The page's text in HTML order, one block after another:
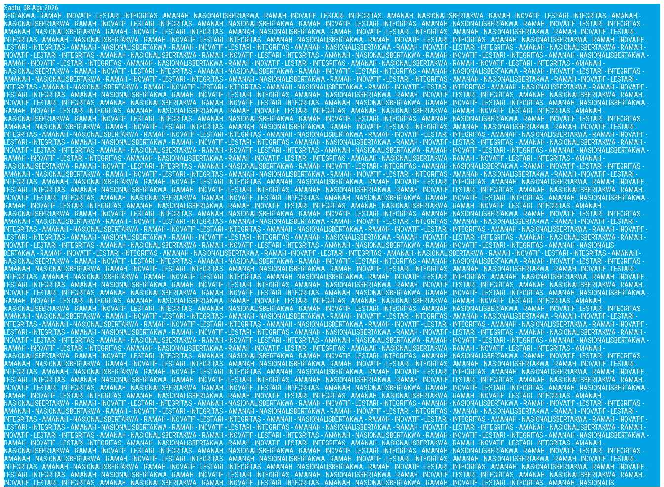
Sabtu, 08 Agu 2026
BERTAKWA - RAMAH - INOVATIF - LESTARI - INTEGRITAS - AMANAH - NASIONALISBERTAKWA - RAMAH - INOVATIF - LESTARI - INTEGRITAS - AMANAH - NASIONALISBERTAKWA - RAMAH - INOVATIF - LESTARI - INTEGRITAS - AMANAH -
NASIONALISBERTAKWA - RAMAH - INOVATIF - LESTARI - INTEGRITAS - AMANAH - NASIONALISBERTAKWA - RAMAH - INOVATIF - LESTARI - INTEGRITAS - AMANAH - NASIONALISBERTAKWA - RAMAH - INOVATIF - LESTARI - INTEGRITAS -
AMANAH - NASIONALISBERTAKWA - RAMAH - INOVATIF - LESTARI - INTEGRITAS - AMANAH - NASIONALISBERTAKWA - RAMAH - INOVATIF - LESTARI - INTEGRITAS - AMANAH - NASIONALISBERTAKWA - RAMAH - INOVATIF - LESTARI -
INTEGRITAS - AMANAH - NASIONALISBERTAKWA - RAMAH - INOVATIF - LESTARI - INTEGRITAS - AMANAH - NASIONALISBERTAKWA - RAMAH - INOVATIF - LESTARI - INTEGRITAS - AMANAH - NASIONALISBERTAKWA - RAMAH - INOVATIF -
LESTARI - INTEGRITAS - AMANAH - NASIONALISBERTAKWA - RAMAH - INOVATIF - LESTARI - INTEGRITAS - AMANAH - NASIONALISBERTAKWA - RAMAH - INOVATIF - LESTARI - INTEGRITAS - AMANAH - NASIONALISBERTAKWA - RAMAH -
INOVATIF - LESTARI - INTEGRITAS - AMANAH - NASIONALISBERTAKWA - RAMAH - INOVATIF - LESTARI - INTEGRITAS - AMANAH - NASIONALISBERTAKWA - RAMAH - INOVATIF - LESTARI - INTEGRITAS - AMANAH - NASIONALISBERTAKWA -
RAMAH - INOVATIF - LESTARI - INTEGRITAS - AMANAH - NASIONALISBERTAKWA - RAMAH - INOVATIF - LESTARI - INTEGRITAS - AMANAH - NASIONALISBERTAKWA - RAMAH - INOVATIF - LESTARI - INTEGRITAS - AMANAH -
NASIONALISBERTAKWA - RAMAH - INOVATIF - LESTARI - INTEGRITAS - AMANAH - NASIONALISBERTAKWA - RAMAH - INOVATIF - LESTARI - INTEGRITAS - AMANAH - NASIONALISBERTAKWA - RAMAH - INOVATIF - LESTARI - INTEGRITAS -
AMANAH - NASIONALISBERTAKWA - RAMAH - INOVATIF - LESTARI - INTEGRITAS - AMANAH - NASIONALISBERTAKWA - RAMAH - INOVATIF - LESTARI - INTEGRITAS - AMANAH - NASIONALISBERTAKWA - RAMAH - INOVATIF - LESTARI -
INTEGRITAS - AMANAH - NASIONALISBERTAKWA - RAMAH - INOVATIF - LESTARI - INTEGRITAS - AMANAH - NASIONALISBERTAKWA - RAMAH - INOVATIF - LESTARI - INTEGRITAS - AMANAH - NASIONALISBERTAKWA - RAMAH - INOVATIF -
LESTARI - INTEGRITAS - AMANAH - NASIONALISBERTAKWA - RAMAH - INOVATIF - LESTARI - INTEGRITAS - AMANAH - NASIONALISBERTAKWA - RAMAH - INOVATIF - LESTARI - INTEGRITAS - AMANAH - NASIONALISBERTAKWA - RAMAH -
INOVATIF - LESTARI - INTEGRITAS - AMANAH - NASIONALISBERTAKWA - RAMAH - INOVATIF - LESTARI - INTEGRITAS - AMANAH - NASIONALISBERTAKWA - RAMAH - INOVATIF - LESTARI - INTEGRITAS - AMANAH - NASIONALISBERTAKWA -
RAMAH - INOVATIF - LESTARI - INTEGRITAS - AMANAH - NASIONALISBERTAKWA - RAMAH - INOVATIF - LESTARI - INTEGRITAS - AMANAH - NASIONALISBERTAKWA - RAMAH - INOVATIF - LESTARI - INTEGRITAS - AMANAH -
NASIONALISBERTAKWA - RAMAH - INOVATIF - LESTARI - INTEGRITAS - AMANAH - NASIONALISBERTAKWA - RAMAH - INOVATIF - LESTARI - INTEGRITAS - AMANAH - NASIONALISBERTAKWA - RAMAH - INOVATIF - LESTARI - INTEGRITAS -
AMANAH - NASIONALISBERTAKWA - RAMAH - INOVATIF - LESTARI - INTEGRITAS - AMANAH - NASIONALISBERTAKWA - RAMAH - INOVATIF - LESTARI - INTEGRITAS - AMANAH - NASIONALISBERTAKWA - RAMAH - INOVATIF - LESTARI -
INTEGRITAS - AMANAH - NASIONALISBERTAKWA - RAMAH - INOVATIF - LESTARI - INTEGRITAS - AMANAH - NASIONALISBERTAKWA - RAMAH - INOVATIF - LESTARI - INTEGRITAS - AMANAH - NASIONALISBERTAKWA - RAMAH - INOVATIF -
LESTARI - INTEGRITAS - AMANAH - NASIONALISBERTAKWA - RAMAH - INOVATIF - LESTARI - INTEGRITAS - AMANAH - NASIONALISBERTAKWA - RAMAH - INOVATIF - LESTARI - INTEGRITAS - AMANAH - NASIONALISBERTAKWA - RAMAH -
INOVATIF - LESTARI - INTEGRITAS - AMANAH - NASIONALISBERTAKWA - RAMAH - INOVATIF - LESTARI - INTEGRITAS - AMANAH - NASIONALISBERTAKWA - RAMAH - INOVATIF - LESTARI - INTEGRITAS - AMANAH - NASIONALISBERTAKWA -
RAMAH - INOVATIF - LESTARI - INTEGRITAS - AMANAH - NASIONALISBERTAKWA - RAMAH - INOVATIF - LESTARI - INTEGRITAS - AMANAH - NASIONALISBERTAKWA - RAMAH - INOVATIF - LESTARI - INTEGRITAS - AMANAH -
NASIONALISBERTAKWA - RAMAH - INOVATIF - LESTARI - INTEGRITAS - AMANAH - NASIONALISBERTAKWA - RAMAH - INOVATIF - LESTARI - INTEGRITAS - AMANAH - NASIONALISBERTAKWA - RAMAH - INOVATIF - LESTARI - INTEGRITAS -
AMANAH - NASIONALISBERTAKWA - RAMAH - INOVATIF - LESTARI - INTEGRITAS - AMANAH - NASIONALISBERTAKWA - RAMAH - INOVATIF - LESTARI - INTEGRITAS - AMANAH - NASIONALISBERTAKWA - RAMAH - INOVATIF - LESTARI -
INTEGRITAS - AMANAH - NASIONALISBERTAKWA - RAMAH - INOVATIF - LESTARI - INTEGRITAS - AMANAH - NASIONALISBERTAKWA - RAMAH - INOVATIF - LESTARI - INTEGRITAS - AMANAH - NASIONALISBERTAKWA - RAMAH - INOVATIF -
LESTARI - INTEGRITAS - AMANAH - NASIONALISBERTAKWA - RAMAH - INOVATIF - LESTARI - INTEGRITAS - AMANAH - NASIONALISBERTAKWA - RAMAH - INOVATIF - LESTARI - INTEGRITAS - AMANAH - NASIONALISBERTAKWA - RAMAH -
INOVATIF - LESTARI - INTEGRITAS - AMANAH - NASIONALISBERTAKWA - RAMAH - INOVATIF - LESTARI - INTEGRITAS - AMANAH - NASIONALISBERTAKWA - RAMAH - INOVATIF - LESTARI - INTEGRITAS - AMANAH - NASIONALISBERTAKWA -
RAMAH - INOVATIF - LESTARI - INTEGRITAS - AMANAH - NASIONALISBERTAKWA - RAMAH - INOVATIF - LESTARI - INTEGRITAS - AMANAH - NASIONALISBERTAKWA - RAMAH - INOVATIF - LESTARI - INTEGRITAS - AMANAH -
NASIONALISBERTAKWA - RAMAH - INOVATIF - LESTARI - INTEGRITAS - AMANAH - NASIONALISBERTAKWA - RAMAH - INOVATIF - LESTARI - INTEGRITAS - AMANAH - NASIONALISBERTAKWA - RAMAH - INOVATIF - LESTARI - INTEGRITAS -
AMANAH - NASIONALISBERTAKWA - RAMAH - INOVATIF - LESTARI - INTEGRITAS - AMANAH - NASIONALISBERTAKWA - RAMAH - INOVATIF - LESTARI - INTEGRITAS - AMANAH - NASIONALISBERTAKWA - RAMAH - INOVATIF - LESTARI -
INTEGRITAS - AMANAH - NASIONALISBERTAKWA - RAMAH - INOVATIF - LESTARI - INTEGRITAS - AMANAH - NASIONALISBERTAKWA - RAMAH - INOVATIF - LESTARI - INTEGRITAS - AMANAH - NASIONALISBERTAKWA - RAMAH - INOVATIF -
LESTARI - INTEGRITAS - AMANAH - NASIONALISBERTAKWA - RAMAH - INOVATIF - LESTARI - INTEGRITAS - AMANAH - NASIONALISBERTAKWA - RAMAH - INOVATIF - LESTARI - INTEGRITAS - AMANAH - NASIONALISBERTAKWA - RAMAH -
INOVATIF - LESTARI - INTEGRITAS - AMANAH - NASIONALISBERTAKWA - RAMAH - INOVATIF - LESTARI - INTEGRITAS - AMANAH - NASIONALISBERTAKWA - RAMAH - INOVATIF - LESTARI - INTEGRITAS - AMANAH - NASIONALIS
BERTAKWA - RAMAH - INOVATIF - LESTARI - INTEGRITAS - AMANAH - NASIONALISBERTAKWA - RAMAH - INOVATIF - LESTARI - INTEGRITAS - AMANAH - NASIONALISBERTAKWA - RAMAH - INOVATIF - LESTARI - INTEGRITAS - AMANAH -
NASIONALISBERTAKWA - RAMAH - INOVATIF - LESTARI - INTEGRITAS - AMANAH - NASIONALISBERTAKWA - RAMAH - INOVATIF - LESTARI - INTEGRITAS - AMANAH - NASIONALISBERTAKWA - RAMAH - INOVATIF - LESTARI - INTEGRITAS -
AMANAH - NASIONALISBERTAKWA - RAMAH - INOVATIF - LESTARI - INTEGRITAS - AMANAH - NASIONALISBERTAKWA - RAMAH - INOVATIF - LESTARI - INTEGRITAS - AMANAH - NASIONALISBERTAKWA - RAMAH - INOVATIF - LESTARI -
INTEGRITAS - AMANAH - NASIONALISBERTAKWA - RAMAH - INOVATIF - LESTARI - INTEGRITAS - AMANAH - NASIONALISBERTAKWA - RAMAH - INOVATIF - LESTARI - INTEGRITAS - AMANAH - NASIONALISBERTAKWA - RAMAH - INOVATIF -
LESTARI - INTEGRITAS - AMANAH - NASIONALISBERTAKWA - RAMAH - INOVATIF - LESTARI - INTEGRITAS - AMANAH - NASIONALISBERTAKWA - RAMAH - INOVATIF - LESTARI - INTEGRITAS - AMANAH - NASIONALISBERTAKWA - RAMAH -
INOVATIF - LESTARI - INTEGRITAS - AMANAH - NASIONALISBERTAKWA - RAMAH - INOVATIF - LESTARI - INTEGRITAS - AMANAH - NASIONALISBERTAKWA - RAMAH - INOVATIF - LESTARI - INTEGRITAS - AMANAH - NASIONALISBERTAKWA -
RAMAH - INOVATIF - LESTARI - INTEGRITAS - AMANAH - NASIONALISBERTAKWA - RAMAH - INOVATIF - LESTARI - INTEGRITAS - AMANAH - NASIONALISBERTAKWA - RAMAH - INOVATIF - LESTARI - INTEGRITAS - AMANAH -
NASIONALISBERTAKWA - RAMAH - INOVATIF - LESTARI - INTEGRITAS - AMANAH - NASIONALISBERTAKWA - RAMAH - INOVATIF - LESTARI - INTEGRITAS - AMANAH - NASIONALISBERTAKWA - RAMAH - INOVATIF - LESTARI - INTEGRITAS -
AMANAH - NASIONALISBERTAKWA - RAMAH - INOVATIF - LESTARI - INTEGRITAS - AMANAH - NASIONALISBERTAKWA - RAMAH - INOVATIF - LESTARI - INTEGRITAS - AMANAH - NASIONALISBERTAKWA - RAMAH - INOVATIF - LESTARI -
INTEGRITAS - AMANAH - NASIONALISBERTAKWA - RAMAH - INOVATIF - LESTARI - INTEGRITAS - AMANAH - NASIONALISBERTAKWA - RAMAH - INOVATIF - LESTARI - INTEGRITAS - AMANAH - NASIONALISBERTAKWA - RAMAH - INOVATIF -
LESTARI - INTEGRITAS - AMANAH - NASIONALISBERTAKWA - RAMAH - INOVATIF - LESTARI - INTEGRITAS - AMANAH - NASIONALISBERTAKWA - RAMAH - INOVATIF - LESTARI - INTEGRITAS - AMANAH - NASIONALISBERTAKWA - RAMAH -
INOVATIF - LESTARI - INTEGRITAS - AMANAH - NASIONALISBERTAKWA - RAMAH - INOVATIF - LESTARI - INTEGRITAS - AMANAH - NASIONALISBERTAKWA - RAMAH - INOVATIF - LESTARI - INTEGRITAS - AMANAH - NASIONALISBERTAKWA -
RAMAH - INOVATIF - LESTARI - INTEGRITAS - AMANAH - NASIONALISBERTAKWA - RAMAH - INOVATIF - LESTARI - INTEGRITAS - AMANAH - NASIONALISBERTAKWA - RAMAH - INOVATIF - LESTARI - INTEGRITAS - AMANAH -
NASIONALISBERTAKWA - RAMAH - INOVATIF - LESTARI - INTEGRITAS - AMANAH - NASIONALISBERTAKWA - RAMAH - INOVATIF - LESTARI - INTEGRITAS - AMANAH - NASIONALISBERTAKWA - RAMAH - INOVATIF - LESTARI - INTEGRITAS -
AMANAH - NASIONALISBERTAKWA - RAMAH - INOVATIF - LESTARI - INTEGRITAS - AMANAH - NASIONALISBERTAKWA - RAMAH - INOVATIF - LESTARI - INTEGRITAS - AMANAH - NASIONALISBERTAKWA - RAMAH - INOVATIF - LESTARI -
INTEGRITAS - AMANAH - NASIONALISBERTAKWA - RAMAH - INOVATIF - LESTARI - INTEGRITAS - AMANAH - NASIONALISBERTAKWA - RAMAH - INOVATIF - LESTARI - INTEGRITAS - AMANAH - NASIONALISBERTAKWA - RAMAH - INOVATIF -
LESTARI - INTEGRITAS - AMANAH - NASIONALISBERTAKWA - RAMAH - INOVATIF - LESTARI - INTEGRITAS - AMANAH - NASIONALISBERTAKWA - RAMAH - INOVATIF - LESTARI - INTEGRITAS - AMANAH - NASIONALISBERTAKWA - RAMAH -
INOVATIF - LESTARI - INTEGRITAS - AMANAH - NASIONALISBERTAKWA - RAMAH - INOVATIF - LESTARI - INTEGRITAS - AMANAH - NASIONALISBERTAKWA - RAMAH - INOVATIF - LESTARI - INTEGRITAS - AMANAH - NASIONALISBERTAKWA -
RAMAH - INOVATIF - LESTARI - INTEGRITAS - AMANAH - NASIONALISBERTAKWA - RAMAH - INOVATIF - LESTARI - INTEGRITAS - AMANAH - NASIONALISBERTAKWA - RAMAH - INOVATIF - LESTARI - INTEGRITAS - AMANAH -
NASIONALISBERTAKWA - RAMAH - INOVATIF - LESTARI - INTEGRITAS - AMANAH - NASIONALISBERTAKWA - RAMAH - INOVATIF - LESTARI - INTEGRITAS - AMANAH - NASIONALISBERTAKWA - RAMAH - INOVATIF - LESTARI - INTEGRITAS -
AMANAH - NASIONALISBERTAKWA - RAMAH - INOVATIF - LESTARI - INTEGRITAS - AMANAH - NASIONALISBERTAKWA - RAMAH - INOVATIF - LESTARI - INTEGRITAS - AMANAH - NASIONALISBERTAKWA - RAMAH - INOVATIF - LESTARI -
INTEGRITAS - AMANAH - NASIONALISBERTAKWA - RAMAH - INOVATIF - LESTARI - INTEGRITAS - AMANAH - NASIONALISBERTAKWA - RAMAH - INOVATIF - LESTARI - INTEGRITAS - AMANAH - NASIONALISBERTAKWA - RAMAH - INOVATIF -
LESTARI - INTEGRITAS - AMANAH - NASIONALISBERTAKWA - RAMAH - INOVATIF - LESTARI - INTEGRITAS - AMANAH - NASIONALISBERTAKWA - RAMAH - INOVATIF - LESTARI - INTEGRITAS - AMANAH - NASIONALISBERTAKWA - RAMAH -
INOVATIF - LESTARI - INTEGRITAS - AMANAH - NASIONALISBERTAKWA - RAMAH - INOVATIF - LESTARI - INTEGRITAS - AMANAH - NASIONALISBERTAKWA - RAMAH - INOVATIF - LESTARI - INTEGRITAS - AMANAH - NASIONALISBERTAKWA -
RAMAH - INOVATIF - LESTARI - INTEGRITAS - AMANAH - NASIONALISBERTAKWA - RAMAH - INOVATIF - LESTARI - INTEGRITAS - AMANAH - NASIONALISBERTAKWA - RAMAH - INOVATIF - LESTARI - INTEGRITAS - AMANAH -
NASIONALISBERTAKWA - RAMAH - INOVATIF - LESTARI - INTEGRITAS - AMANAH - NASIONALISBERTAKWA - RAMAH - INOVATIF - LESTARI - INTEGRITAS - AMANAH - NASIONALISBERTAKWA - RAMAH - INOVATIF - LESTARI - INTEGRITAS -
AMANAH - NASIONALISBERTAKWA - RAMAH - INOVATIF - LESTARI - INTEGRITAS - AMANAH - NASIONALISBERTAKWA - RAMAH - INOVATIF - LESTARI - INTEGRITAS - AMANAH - NASIONALISBERTAKWA - RAMAH - INOVATIF - LESTARI -
INTEGRITAS - AMANAH - NASIONALISBERTAKWA - RAMAH - INOVATIF - LESTARI - INTEGRITAS - AMANAH - NASIONALISBERTAKWA - RAMAH - INOVATIF - LESTARI - INTEGRITAS - AMANAH - NASIONALISBERTAKWA - RAMAH - INOVATIF -
LESTARI - INTEGRITAS - AMANAH - NASIONALISBERTAKWA - RAMAH - INOVATIF - LESTARI - INTEGRITAS - AMANAH - NASIONALISBERTAKWA - RAMAH - INOVATIF - LESTARI - INTEGRITAS - AMANAH - NASIONALISBERTAKWA - RAMAH -
INOVATIF - LESTARI - INTEGRITAS - AMANAH - NASIONALISBERTAKWA - RAMAH - INOVATIF - LESTARI - INTEGRITAS - AMANAH - NASIONALISBERTAKWA - RAMAH - INOVATIF - LESTARI - INTEGRITAS - AMANAH - NASIONALIS